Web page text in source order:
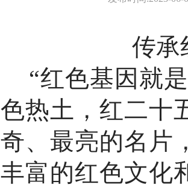
传承
“红色基因就
色热土，红二十
奇、最亮的名片
丰富的红色文化